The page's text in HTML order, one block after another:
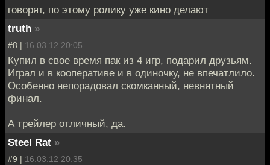
говорят, по этому ролику уже кино делают
truth »
#8 | 16.03.12 20:05
Купил в свое время пак из 4 игр, подарил друзьям.
Играл и в кооперативе и в одиночку, не впечатлило.
Особенно непорадовал скомканный, невнятный
финал.
А трейлер отличный, да.
Steel Rat »
#9 | 16.03.12 20:35